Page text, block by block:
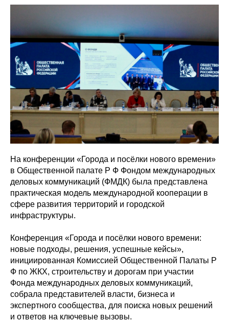
На конференции «Города и посёлки нового времени»
в Общественной палате Р Ф Фондом международных
деловых коммуникаций (ФМДК) была представлена
практическая модель международной кооперации в
сфере развития территорий и городской
инфраструктуры.
Конференция «Города и посёлки нового времени:
новые подходы, решения, успешные кейсы»,
инициированная Комиссией Общественной Палаты Р
Ф по ЖКХ, строительству и дорогам при участии
Фонда международных деловых коммуникаций,
собрала представителей власти, бизнеса и
экспертного сообщества, для поиска новых решений
и ответов на ключевые вызовы.